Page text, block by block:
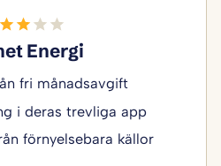
Energi
fri månadsavgift
i deras trevliga app
förnyelsebara källor